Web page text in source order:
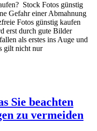
Stock Fotos günstig
Gefahr einer Abmahnung
Fotos günstig kaufen
erst durch gute Bilder
als erstes ins Auge und
gilt nicht nur
Sie beachten
zu vermeiden